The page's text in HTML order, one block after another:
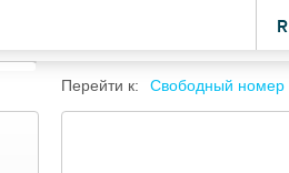
R
Перейти к: Свободный номер